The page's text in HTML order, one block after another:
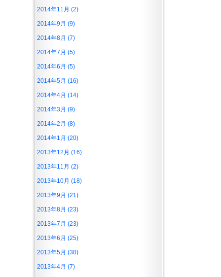
2014年11月 (2)
2014年9月 (9)
2014年8月 (7)
2014年7月 (5)
2014年6月 (5)
2014年5月 (16)
2014年4月 (14)
2014年3月 (9)
2014年2月 (8)
2014年1月 (20)
2013年12月 (16)
2013年11月 (2)
2013年10月 (18)
2013年9月 (21)
2013年8月 (23)
2013年7月 (23)
2013年6月 (25)
2013年5月 (30)
2013年4月 (7)